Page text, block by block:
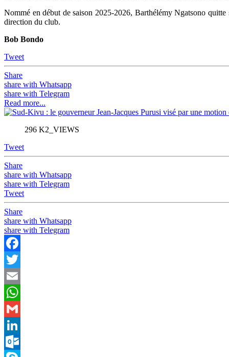
Nommé en début de saison 2025-2026, Barthélémy Ngatsono
direction du club.
Bob Bondo
Tweet
Share
share with Whatsapp
share with Telegram
Read more...
296 K2_VIEWS
Tweet
Share
share with Whatsapp
share with Telegram
Tweet
Share
share with Whatsapp
share with Telegram
Facebook
Twitter
Email
WhatsApp
Gmail
LinkedIn